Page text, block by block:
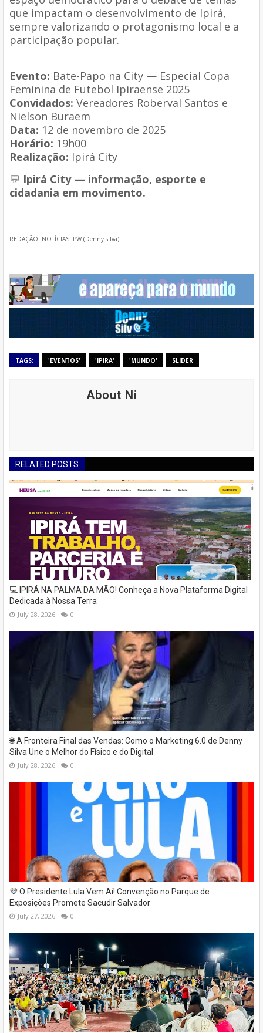
que impactam o desenvolvimento de Ipirá,
sempre valorizando o protagonismo local e a
participação popular.
Evento: Bate-Papo na City — Especial Copa
Feminina de Futebol Ipiraense 2025
Convidados: Vereadores Roberval Santos e
Nielson Buraem
Data: 12 de novembro de 2025
Horário: 19h00
Realização: Ipirá City
💬 Ipirá City — informação, esporte e
cidadania em movimento.
REDAÇÃO: NOTÍCIAS iPW (Denny silva)
TAGS: 'EVENTOS' 'IPIRA' 'MUNDO' SLIDER
About Ni
RELATED POSTS
💻 IPIRÁ NA PALMA DA MÃO! Conheça a Nova Plataforma Digital
Dedicada à Nossa Terra
July 28, 2026 0
🌐 A Fronteira Final das Vendas: Como o Marketing 6.0 de Denny
Silva Une o Melhor do Físico e do Digital
July 28, 2026 0
💜 O Presidente Lula Vem Aí! Convenção no Parque de
Exposições Promete Sacudir Salvador
July 27, 2026 0